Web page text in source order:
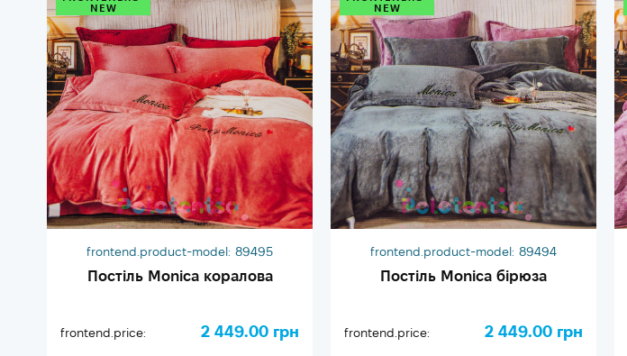
NEW
frontend.product-model: 89495
Постіль Monica коралова
frontend.price: 2 449.00 грн
NEW
frontend.product-model: 89494
Постіль Monica бірюза
frontend.price: 2 449.00 грн